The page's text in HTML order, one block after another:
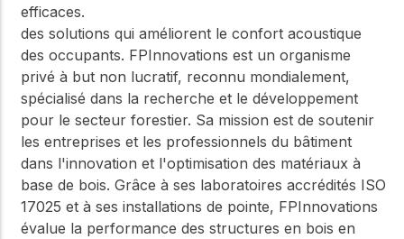
efficaces.
des solutions qui améliorent le confort acoustique
des occupants. FPInnovations est un organisme
privé à but non lucratif, reconnu mondialement,
spécialisé dans la recherche et le développement
pour le secteur forestier. Sa mission est de soutenir
les entreprises et les professionnels du bâtiment
dans l'innovation et l'optimisation des matériaux à
base de bois. Grâce à ses laboratoires accrédités ISO
17025 et à ses installations de pointe, FPInnovations
évalue la performance des structures en bois en